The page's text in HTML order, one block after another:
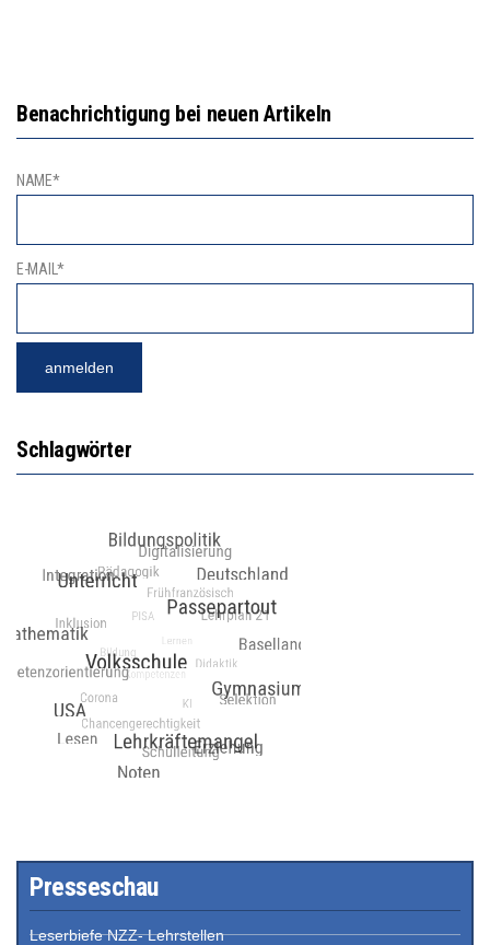
Benachrichtigung bei neuen Artikeln
NAME*
E-MAIL*
Schlagwörter
Presseschau
Leserbiefe NZZ- Lehrstellen